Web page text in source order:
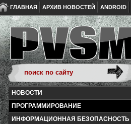
ГЛАВНАЯ АРХИВ НОВОСТЕЙ ANDROID
НОВОСТИ
ПРОГРАММИРОВАНИЕ
ИНФОРМАЦИОННАЯ БЕЗОПАСНОСТЬ